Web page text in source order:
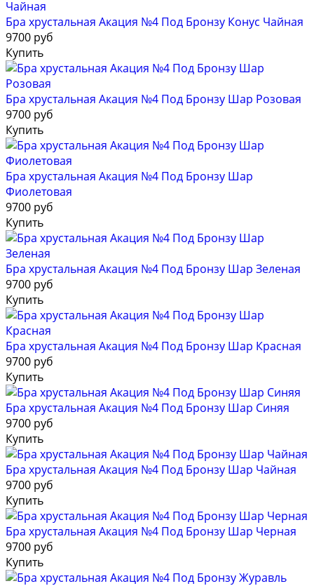
Бра хрустальная Акация №4 Под Бронзу Конус Чайная
9700 руб
Купить
Бра хрустальная Акация №4 Под Бронзу Шар Розовая
9700 руб
Купить
Бра хрустальная Акация №4 Под Бронзу Шар
Фиолетовая
9700 руб
Купить
Бра хрустальная Акация №4 Под Бронзу Шар Зеленая
9700 руб
Купить
Бра хрустальная Акация №4 Под Бронзу Шар Красная
9700 руб
Купить
Бра хрустальная Акация №4 Под Бронзу Шар Синяя
9700 руб
Купить
Бра хрустальная Акация №4 Под Бронзу Шар Чайная
9700 руб
Купить
Бра хрустальная Акация №4 Под Бронзу Шар Черная
9700 руб
Купить